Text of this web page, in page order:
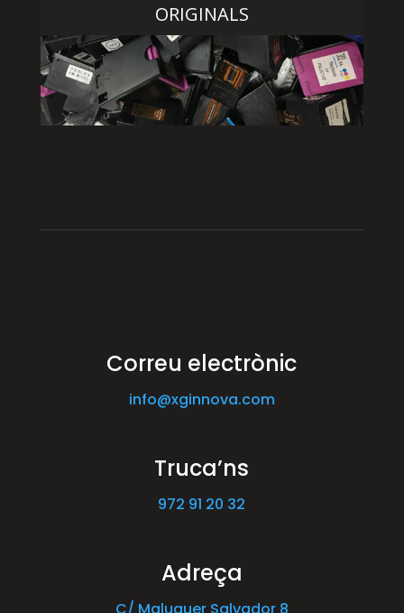
ORIGINALS
Correu electrònic
info@xginnova.com
Truca’ns
972 91 20 32
Adreça
C/ Maluquer Salvador 8